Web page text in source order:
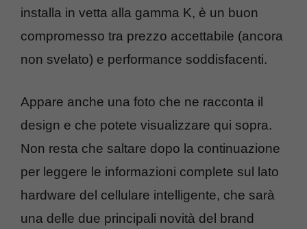
installa in vetta alla gamma K, è un buon
compromesso tra prezzo accettabile (ancora
non svelato) e performance soddisfacenti.
Appare anche una foto che ne racconta il
design e che potete visualizzare qui sopra.
Non resta che saltare dopo la continuazione
per leggere le informazioni complete sul lato
hardware del cellulare intelligente, che sarà
una delle due principali novità del brand